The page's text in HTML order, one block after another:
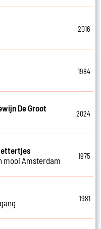
2016
1984
De Groot
2024
mooi Amsterdam
1975
1981